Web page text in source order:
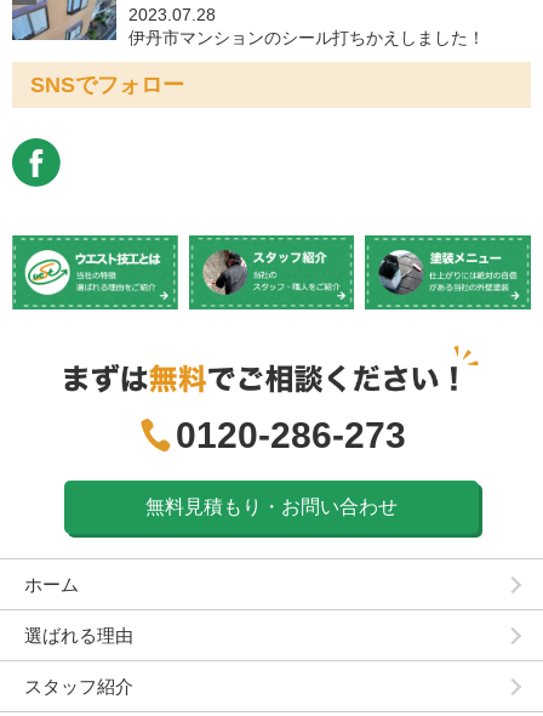
2023.07.28
伊丹市マンションのシール打ちかえしました！
SNSでフォロー
0120-286-273
無料見積もり・お問い合わせ
ホーム
選ばれる理由
スタッフ紹介